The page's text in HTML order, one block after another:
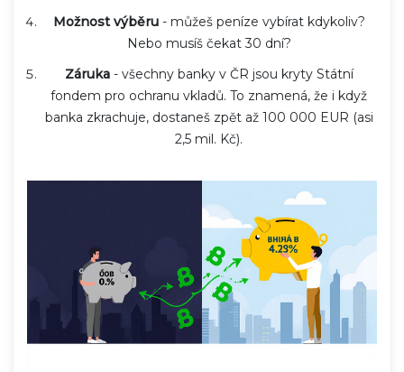
Možnost výběru- můžeš peníze vybírat kdykoliv?
Nebo musíš čekat 30 dní?
Záruka- všechny banky v ČR jsou kryty Státní
fondem pro ochranu vkladů. To znamená, že i když
banka zkrachuje, dostaneš zpět až 100 000 EUR (asi
2,5 mil. Kč).